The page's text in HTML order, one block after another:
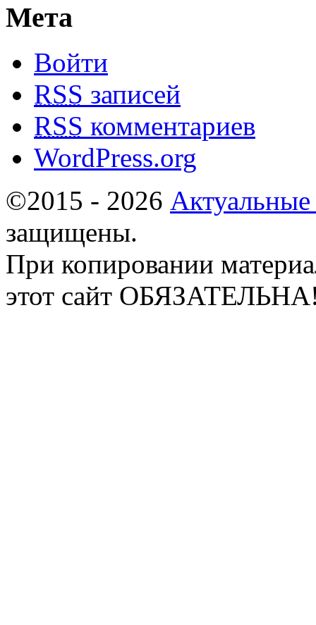
Мета
Войти
RSS записей
RSS комментариев
WordPress.org
©2015 - 2026
защищены.
При копировании
этот сайт